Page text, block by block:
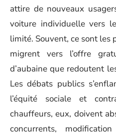
attire de nouveaux
voiture individuelle vers
limité. Souvent, ce sont les
migrent vers l’offre
d’aubaine que redoutent
Les débats publics
l’équité sociale et
chauffeurs, eux, doivent
concurrents,